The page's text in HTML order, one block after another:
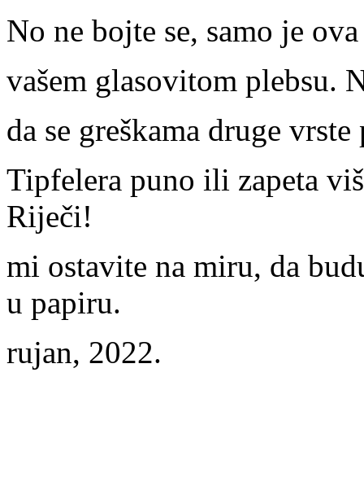
No ne bojte se, samo je
vašem glasovitom plebsu.
da se greškama druge
Tipfelera puno ili zapeta
Riječi!
mi ostavite na miru, da
u papiru.
rujan, 2022.